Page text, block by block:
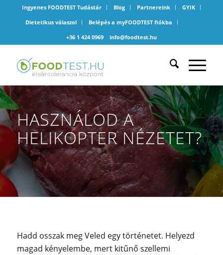
Ingyenes FOODTEST Tudástár Blog Partnereink
GYIK
Dietetikus válaszol
Belépés a myFOODTEST fiókba
+36 1 424 0969
info@foodtest.hu
HASZNÁLOD A
HELIKOPTER NÉZETET?
Hadd osszak meg Veled egy történetet. Helyezd
magad kényelembe, mert kitűnő szellemi